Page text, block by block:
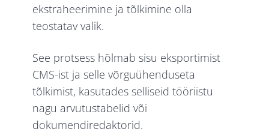
ekstraheerimine ja tõlkimine olla
teostatav valik.
See protsess hõlmab sisu eksportimist
CMS-ist ja selle võrguühenduseta
tõlkimist, kasutades selliseid tööriistu
nagu arvutustabelid või
dokumendiredaktorid.